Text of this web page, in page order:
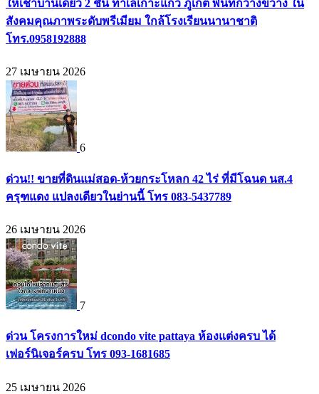
ให้เช่าบ้านเดี่ยว 2 ชั้น ทำเลเกาะแก้ว ภูเก็ต พื้นที่กว้างขวาง ใน
สังคมคุณภาพระดับพรีเมียม ใกล้โรงเรียนนานาชาติ
โทร.0958192888
27 เมษายน 2026
6
ด่วน!! ขายที่ดินแม่สอด-ห้วยกระโหลก 42 ไร่ ที่มีโฉนด นส.4
ครุฑแดง แปลงเดียวในย่านนี้ โทร 083-5437789
26 เมษายน 2026
7
ด่วน โครงการใหม่ dcondo vite pattaya ห้องแต่งครบ ได้
เฟอร์นิเจอร์ครบ โทร 093-1681685
25 เมษายน 2026